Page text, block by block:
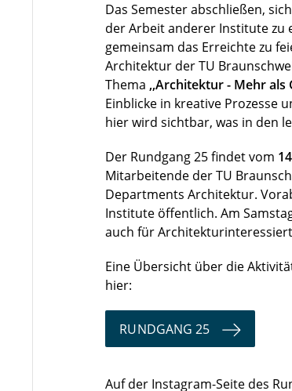
Das Semester abschließen,
der Arbeit anderer Institute zu
gemeinsam das Erreichte zu
Architektur der TU
Thema ,,Architektur - Mehr als
Einblicke in kreative Prozesse
hier wird sichtbar, was in den
Der Rundgang 25 findet vom
Mitarbeitende der TU
Departments Architektur.
Institute öffentlich. Am
auch für
Eine Übersicht über die
hier:
RUNDGANG 25
Auf der Instagram-Seite des